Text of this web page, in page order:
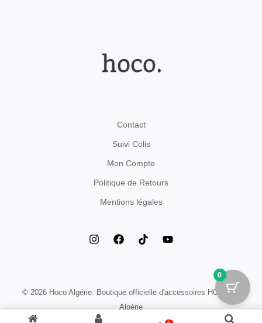
Contact
Suivi Colis
Mon Compte
Politique de Retours
Mentions légales
© 2026 Hoco Algérie. Boutique officielle d'accessoires HOCO en
Algérie
0